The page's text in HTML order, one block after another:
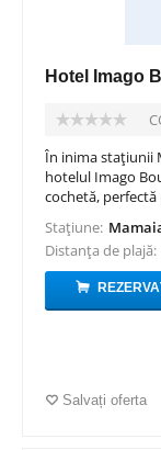
Hotel Imago
În inima stațiunii
hotelul Imago
cochetă,
Stațiune:
Distanța de plajă:
Salvați oferta